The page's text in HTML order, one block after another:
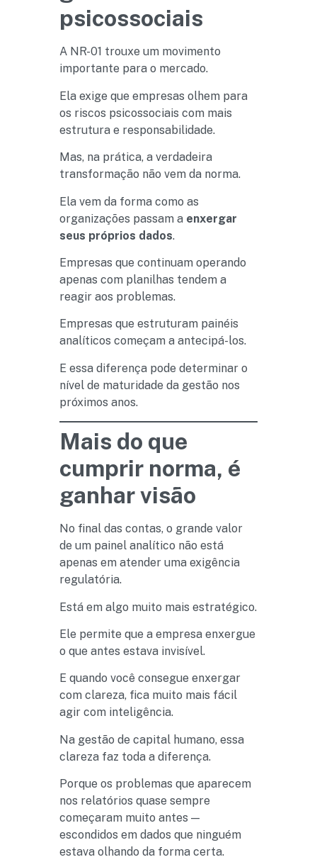
psicossociais
A NR-01 trouxe um movimento
importante para o mercado.
Ela exige que empresas olhem para
os riscos psicossociais com mais
estrutura e responsabilidade.
Mas, na prática, a verdadeira
transformação não vem da norma.
Ela vem da forma como as
organizações passam a enxergar
seus próprios dados.
Empresas que continuam operando
apenas com planilhas tendem a
reagir aos problemas.
Empresas que estruturam painéis
analíticos começam a antecipá-los.
E essa diferença pode determinar o
nível de maturidade da gestão nos
próximos anos.
Mais do que
cumprir norma, é
ganhar visão
No final das contas, o grande valor
de um painel analítico não está
apenas em atender uma exigência
regulatória.
Está em algo muito mais estratégico.
Ele permite que a empresa enxergue
o que antes estava invisível.
E quando você consegue enxergar
com clareza, fica muito mais fácil
agir com inteligência.
Na gestão de capital humano, essa
clareza faz toda a diferença.
Porque os problemas que aparecem
nos relatórios quase sempre
começaram muito antes —
escondidos em dados que ninguém
estava olhando da forma certa.